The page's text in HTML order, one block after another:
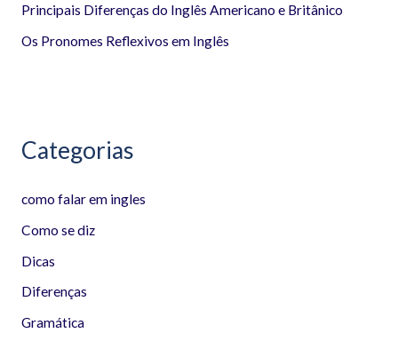
Principais Diferenças do Inglês Americano e Britânico
Os Pronomes Reflexivos em Inglês
Categorias
como falar em ingles
Como se diz
Dicas
Diferenças
Gramática